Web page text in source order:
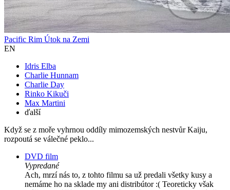
Pacific Rim Útok na Zemi
EN
Idris Elba
Charlie Hunnam
Charlie Day
Rinko Kikuči
Max Martini
ďalší
Když se z moře vyhrnou oddíly mimozemských nestvůr Kaiju,
rozpoutá se válečné peklo...
DVD film
Vypredané
Ach, mrzí nás to, z tohto filmu sa už predali všetky kusy a
nemáme ho na sklade my ani distribútor :( Teoreticky však